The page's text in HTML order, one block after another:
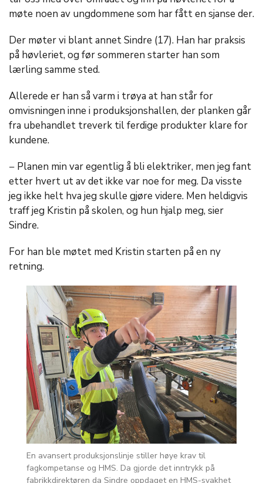
møte noen av ungdommene som har fått en sjanse der.
Der møter vi blant annet Sindre (17). Han har praksis
på høvleriet, og før sommeren starter han som
lærling samme sted.
Allerede er han så varm i trøya at han står for
omvisningen inne i produksjonshallen, der planken går
fra ubehandlet treverk til ferdige produkter klare for
kundene.
− Planen min var egentlig å bli elektriker, men jeg fant
etter hvert ut av det ikke var noe for meg. Da visste
jeg ikke helt hva jeg skulle gjøre videre. Men heldigvis
traff jeg Kristin på skolen, og hun hjalp meg, sier
Sindre.
For han ble møtet med Kristin starten på en ny
retning.
En avansert produksjonslinje stiller høye krav til
fagkompetanse og HMS. Da gjorde det inntrykk på
fabrikkdirektøren da Sindre oppdaget en HMS-svakhet